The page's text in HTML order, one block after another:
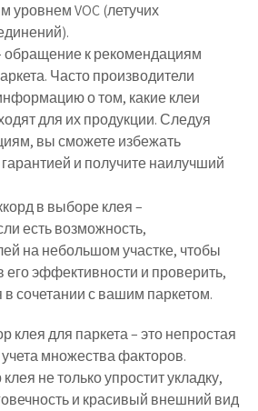
уровнем VOC (летучих
обращение к рекомендациям
Часто производители
о том, какие клеи
для их продукции. Следуя
вы сможете избежать
и получите наилучший
в выборе клея –
есть возможность,
на небольшом участке, чтобы
его эффективности и проверить,
в сочетании с вашим паркетом.
клея для паркета – это непростая
множества факторов.
не только упростит укладку,
и красивый внешний вид